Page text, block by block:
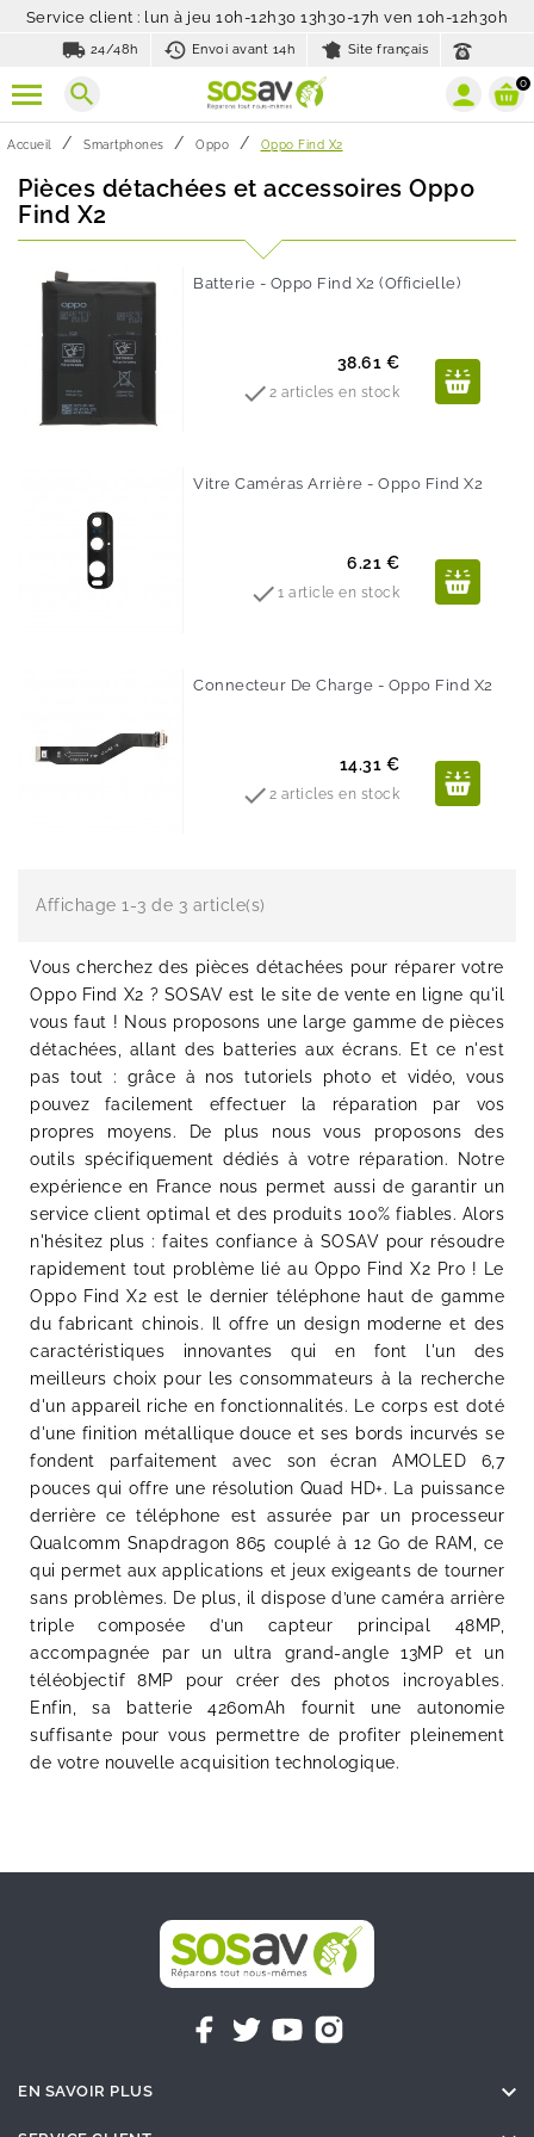
Service client : lun à jeu 10h-12h30 13h30-17h ven 10h-12h30h
local_shipping 24/48h history_toggle_off
Envoi avant 14h Site français
search 0
Accueil Smartphones Oppo Oppo Find X2
Pièces détachées et accessoires Oppo
Find X2
Batterie - Oppo Find X2 (Officielle)
Prix
38.61 €
 2 articles en stock
Vitre Caméras Arrière - Oppo Find X2
Prix
6.21 €
1 article en stock
Connecteur De Charge - Oppo Find X2
Prix
14.31 €
 2 articles en stock
Affichage 1-3 de 3 article(s)
Vous cherchez des pièces détachées pour réparer votre
Oppo Find X2 ? SOSAV est le site de vente en ligne qu'il
vous faut ! Nous proposons une large gamme de pièces
détachées, allant des batteries aux écrans. Et ce n'est
pas tout : grâce à nos tutoriels photo et vidéo, vous
pouvez facilement effectuer la réparation par vos
propres moyens. De plus nous vous proposons des
outils spécifiquement dédiés à votre réparation. Notre
expérience en France nous permet aussi de garantir un
service client optimal et des produits 100% fiables. Alors
n'hésitez plus : faites confiance à SOSAV pour résoudre
rapidement tout problème lié au Oppo Find X2 Pro ! Le
Oppo Find X2 est le dernier téléphone haut de gamme
du fabricant chinois. Il offre un design moderne et des
caractéristiques innovantes qui en font l'un des
meilleurs choix pour les consommateurs à la recherche
d'un appareil riche en fonctionnalités. Le corps est doté
d'une finition métallique douce et ses bords incurvés se
fondent parfaitement avec son écran AMOLED 6,7
pouces qui offre une résolution Quad HD+. La puissance
derrière ce téléphone est assurée par un processeur
Qualcomm Snapdragon 865 couplé à 12 Go de RAM, ce
qui permet aux applications et jeux exigeants de tourner
sans problèmes. De plus, il dispose d’une caméra arrière
triple composée d’un capteur principal 48MP,
accompagnée par un ultra grand-angle 13MP et un
téléobjectif 8MP pour créer des photos incroyables.
Enfin, sa batterie 4260mAh fournit une autonomie
suffisante pour vous permettre de profiter pleinement
de votre nouvelle acquisition technologique.
EN SAVOIR PLUS 